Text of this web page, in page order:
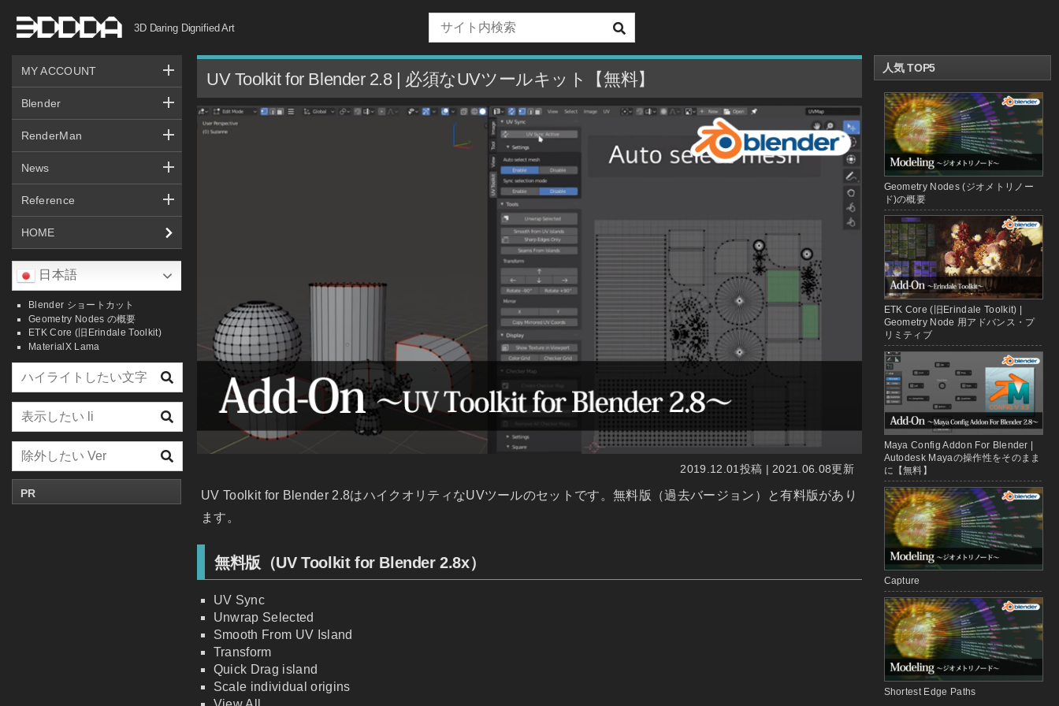
へ
ッ
3D Daring Dignified Art
MY ACCOUNT
Blender
RenderMan
News
Reference
HOME
日本語
Blender ショートカット
Geometry Nodes の概要
ETK Core (旧Erindale Toolkit)
MaterialX Lama
PR
UV Toolkit for Blender 2.8 | 必須なUVツールキット【無料】
2019.12.01投稿 | 2021.06.08更新
UV Toolkit for Blender 2.8はハイクオリティなUVツールのセットです。無料版（過去バージョン）と有料版があり
ます。
無料版（UV Toolkit for Blender 2.8x）
UV Sync
Unwrap Selected
Smooth From UV Island
Transform
Quick Drag island
Scale individual origins
人気 TOP5
Geometry Nodes (ジオメトリノー
ド)の概要
ETK Core (旧Erindale Toolkit) |
Geometry Node 用アドバンス・プ
リミティブ
Maya Config Addon For Blender |
Autodesk Mayaの操作性をそのまま
に【無料】
Capture
Shortest Edge Paths